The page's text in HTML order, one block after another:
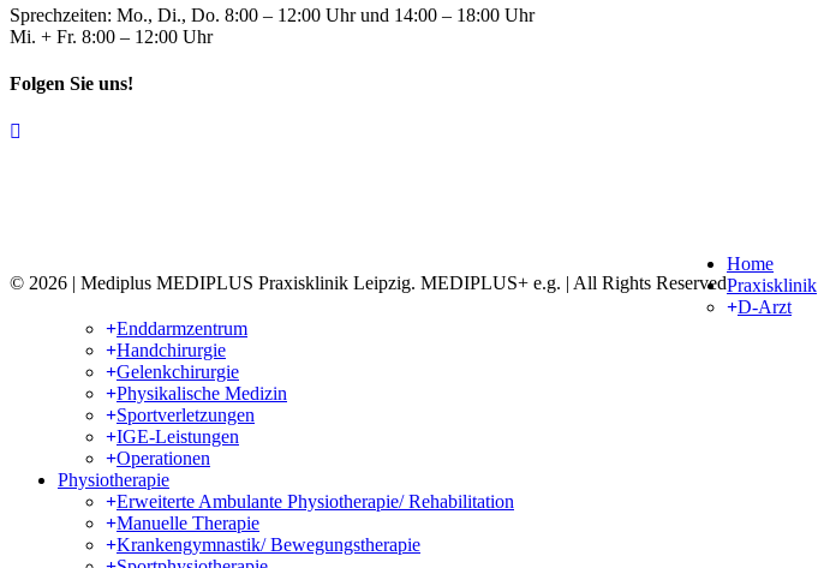
Sprechzeiten: Mo., Di., Do. 8:00 – 12:00 Uhr und 14:00 – 18:00 Uhr
Mi. + Fr. 8:00 – 12:00 Uhr
Folgen Sie uns!
© 2026 | Mediplus MEDIPLUS Praxisklinik Leipzig. MEDIPLUS+ e.g. | All Rights Reserved
Close
Menu
Home
Praxisklinik
D-Arzt
Enddarmzentrum
Handchirurgie
Gelenkchirurgie
Physikalische Medizin
Sportverletzungen
IGE-Leistungen
Operationen
Physiotherapie
Erweiterte Ambulante Physiotherapie/ Rehabilitation
Manuelle Therapie
Krankengymnastik/ Bewegungstherapie